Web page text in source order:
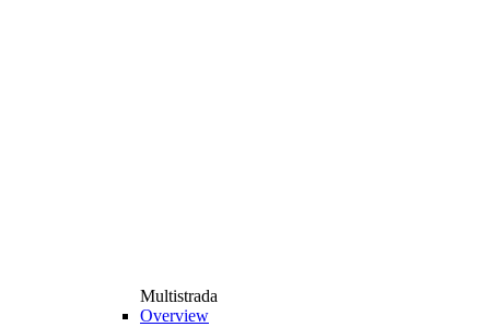
Multistrada
Overview